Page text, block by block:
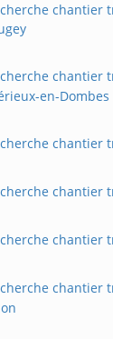
chantier
chantier
en-Dombes
chantier
chantier
chantier
chantier